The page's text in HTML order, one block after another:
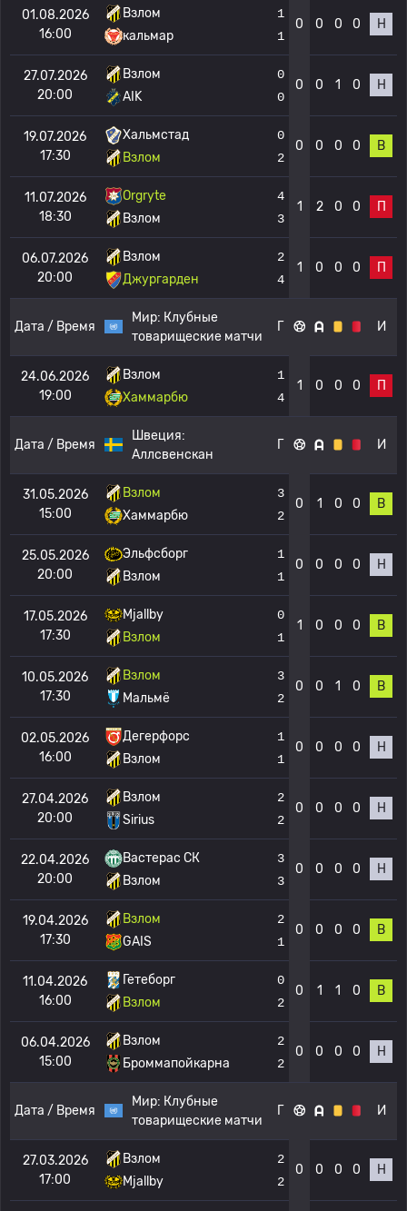
01.08.2026
16:00
Взлом
кальмар
1
1
0 0 0 0 Н
27.07.2026
20:00
Взлом
AIK
0
0
0 0 1 0 Н
19.07.2026
17:30
Хальмстад
Взлом
0
2
0 0 0 0 В
11.07.2026
18:30
Orgryte
Взлом
4
3
1 2 0 0 П
06.07.2026
20:00
Взлом
Джургарден
2
4
1 0 0 0 П
Дата / Время
Мир: Клубные
товарищеские матчи
Г И
24.06.2026
19:00
Взлом
Хаммарбю
1
4
1 0 0 0 П
Дата / Время
Швеция:
Аллсвенскан
Г И
31.05.2026
15:00
Взлом
Хаммарбю
3
2
0 1 0 0 В
25.05.2026
20:00
Эльфсборг
Взлом
1
1
0 0 0 0 Н
17.05.2026
17:30
Mjallby
Взлом
0
1
1 0 0 0 В
10.05.2026
17:30
Взлом
Мальмё
3
2
0 0 1 0 В
02.05.2026
16:00
Дегерфорс
Взлом
1
1
0 0 0 0 Н
27.04.2026
20:00
Взлом
Sirius
2
2
0 0 0 0 Н
22.04.2026
20:00
Вастерас СК
Взлом
3
3
0 0 0 0 Н
19.04.2026
17:30
Взлом
GAIS
2
1
0 0 0 0 В
11.04.2026
16:00
Гетеборг
Взлом
0
2
0 1 1 0 В
06.04.2026
15:00
Взлом
Броммапойкарна
2
2
0 0 0 0 Н
Дата / Время
Мир: Клубные
товарищеские матчи
Г И
27.03.2026
17:00
Взлом
Mjallby
2
2
0 0 0 0 Н